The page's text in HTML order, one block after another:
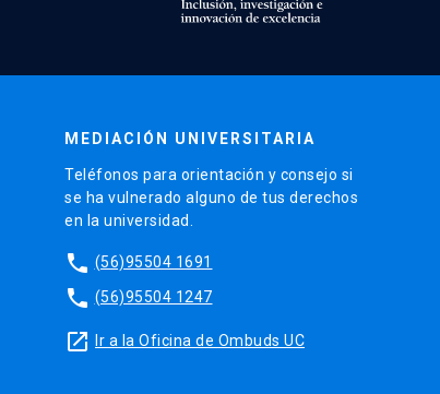
MEDIACIÓN UNIVERSITARIA
Teléfonos para orientación y consejo si
se ha vulnerado alguno de tus derechos
en la universidad.
phone (56)95504 1691
phone (56)95504 1247
launch Ir a la Oficina de Ombuds UC